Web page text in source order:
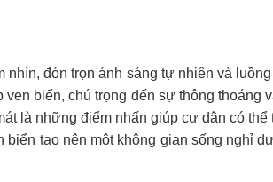
đón trọn ánh sáng tự nhiên và
biển, chú trọng đến sự thông thoáng
là những điểm nhấn giúp cư dân có
biển tạo nên một không gian sống nghỉ